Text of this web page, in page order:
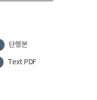
단행본
Text PDF